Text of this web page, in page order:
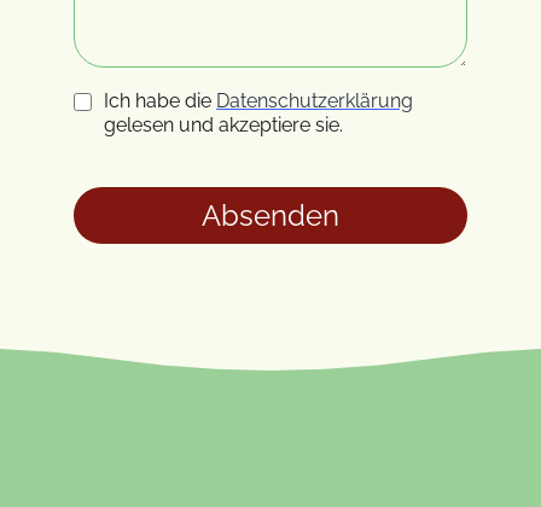
Ich habe die Datenschutzerklärung
gelesen und akzeptiere sie.
Absenden